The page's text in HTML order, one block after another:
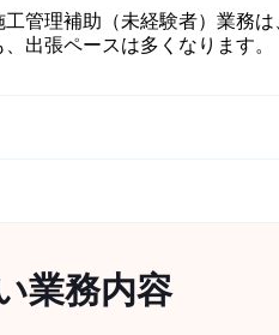
工管理補助（未経験者）業務
、出張ペースは多くなります。
業務内容